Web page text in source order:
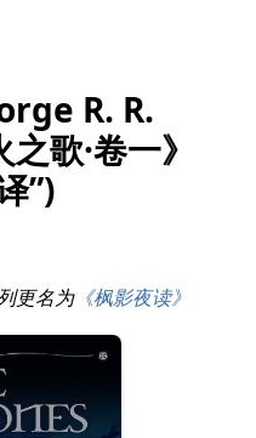
R. R.
歌·卷一》
”)
更名为《枫影夜读》